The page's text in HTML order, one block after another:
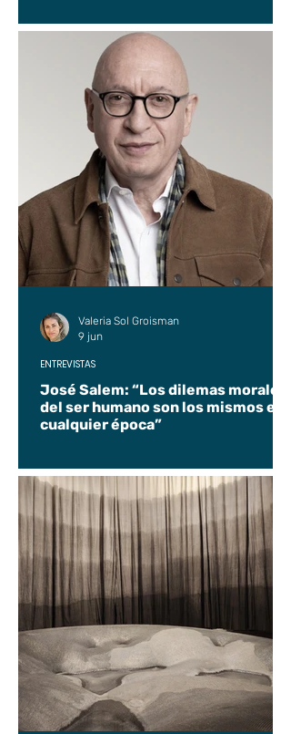
José Salem: “Los dilemas morales
del ser humano son los mismos en
cualquier época”
ENTREVISTAS
Valeria Sol Groisman
9 jun